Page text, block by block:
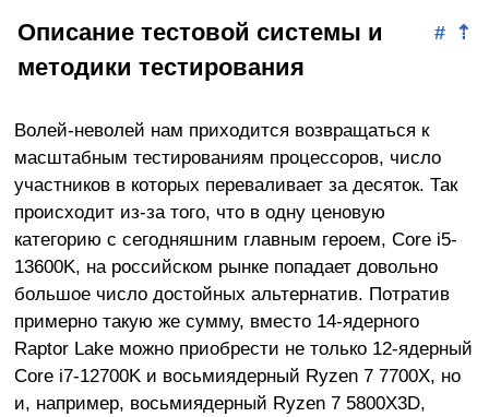
⇡
#
Описание тестовой системы и
методики тестирования
Волей-неволей нам приходится возвращаться к
масштабным тестированиям процессоров, число
участников в которых переваливает за десяток. Так
происходит из-за того, что в одну ценовую
категорию с сегодняшним главным героем, Core i5-
13600K, на российском рынке попадает довольно
большое число достойных альтернатив. Потратив
примерно такую же сумму, вместо 14-ядерного
Raptor Lake можно приобрести не только 12-ядерный
Core i7-12700K и восьмиядерный Ryzen 7 7700X, но
и, например, восьмиядерный Ryzen 7 5800X3D,